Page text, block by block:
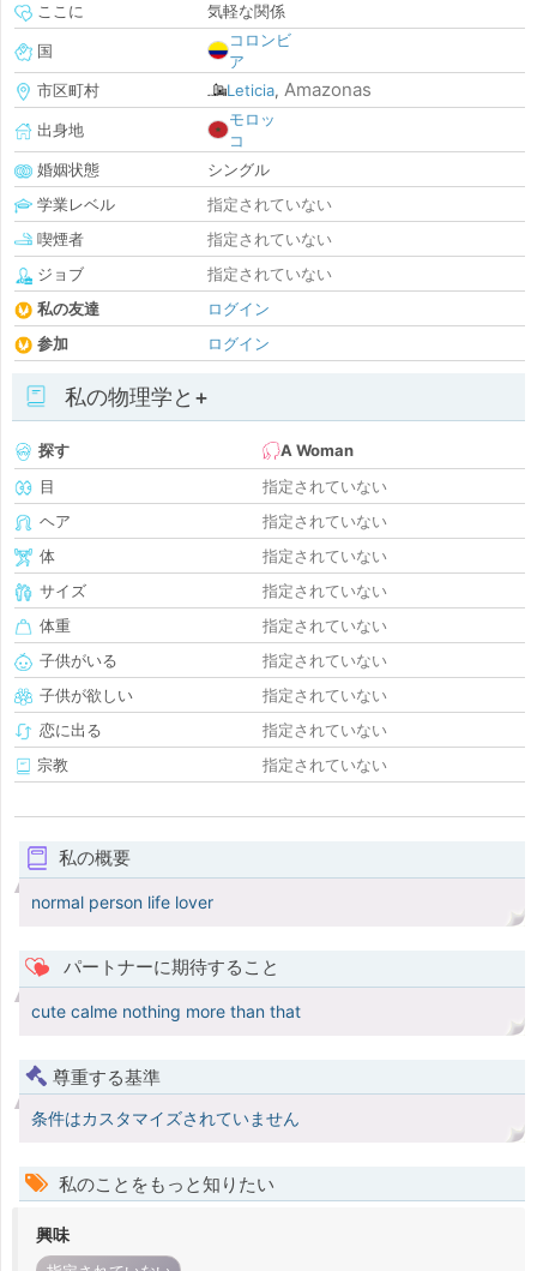
ここに
気軽な関係
国
コロンビ
ア
市区町村
Leticia, Amazonas
出身地
モロッ
コ
婚姻状態
シングル
学業レベル
指定されていない
喫煙者
指定されていない
ジョブ
指定されていない
私の友達
ログイン
参加
ログイン
私の物理学と+
探す
A Woman
目
指定されていない
ヘア
指定されていない
体
指定されていない
サイズ
指定されていない
体重
指定されていない
子供がいる
指定されていない
子供が欲しい
指定されていない
恋に出る
指定されていない
宗教
指定されていない
私の概要
normal person life lover
パートナーに期待すること
cute calme nothing more than that
尊重する基準
条件はカスタマイズされていません
私のことをもっと知りたい
興味